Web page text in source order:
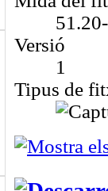
Versió
1
Tipus de